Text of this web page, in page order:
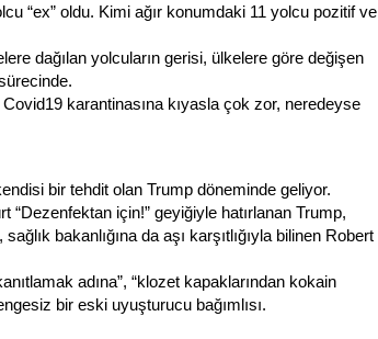
“ex” oldu. Kimi ağır konumdaki 11 yolcu pozitif ve
dağılan yolcuların gerisi, ülkelere göre değişen
karantinasına kıyasla çok zor, neredeyse
bir tehdit olan Trump döneminde geliyor.
“Dezenfektan için!” geyiğiyle hatırlanan Trump,
bakanlığına da aşı karşıtlığıyla bilinen Robert
adına”, “klozet kapaklarından kokain
bir eski uyuşturucu bağımlısı.